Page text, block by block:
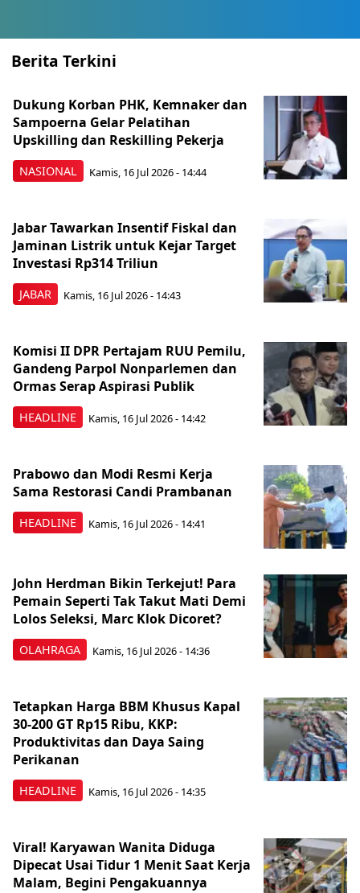
Berita Terkini
NASIONAL
Dukung Korban PHK, Kemnaker dan
Sampoerna Gelar Pelatihan
Upskilling dan Reskilling Pekerja
Kamis, 16 Jul 2026 - 14:44
JABAR
Jabar Tawarkan Insentif Fiskal dan
Jaminan Listrik untuk Kejar Target
Investasi Rp314 Triliun
Kamis, 16 Jul 2026 - 14:43
HEADLINE
Komisi II DPR Pertajam RUU Pemilu,
Gandeng Parpol Nonparlemen dan
Ormas Serap Aspirasi Publik
Kamis, 16 Jul 2026 - 14:42
HEADLINE
Prabowo dan Modi Resmi Kerja
Sama Restorasi Candi Prambanan
Kamis, 16 Jul 2026 - 14:41
OLAHRAGA
John Herdman Bikin Terkejut! Para
Pemain Seperti Tak Takut Mati Demi
Lolos Seleksi, Marc Klok Dicoret?
Kamis, 16 Jul 2026 - 14:36
HEADLINE
Tetapkan Harga BBM Khusus Kapal
30-200 GT Rp15 Ribu, KKP:
Produktivitas dan Daya Saing
Perikanan
Kamis, 16 Jul 2026 - 14:35
Viral! Karyawan Wanita Diduga
Dipecat Usai Tidur 1 Menit Saat Kerja
Malam, Begini Pengakuannya